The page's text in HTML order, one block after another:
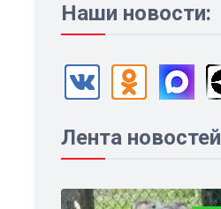
Наши новости:
Лента новостей